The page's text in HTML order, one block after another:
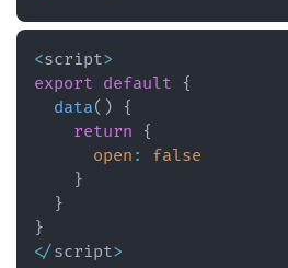
<script>
export default {
data( ) {
return {
open :
false
}
}
}
</script>